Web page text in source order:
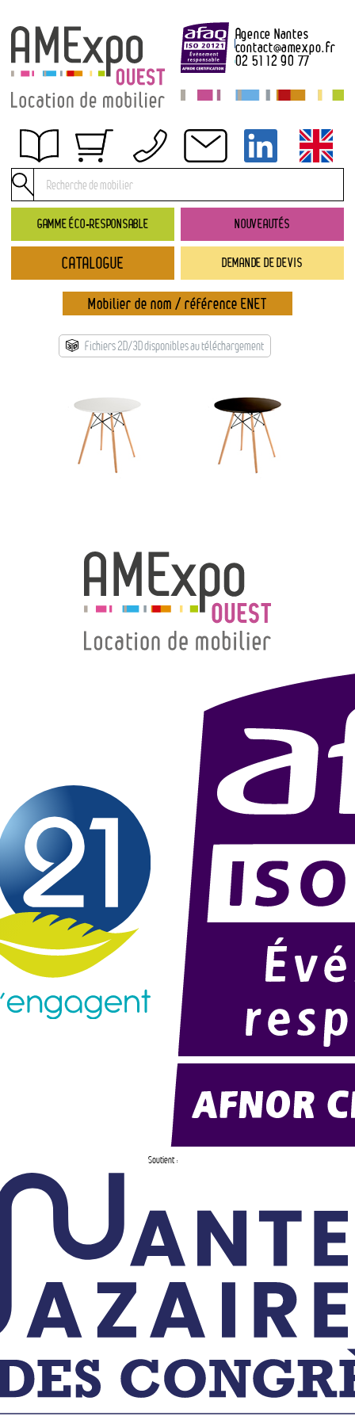
GAMME ÉCO-RESPONSABLE NOUVEAUTÉS
DEMANDE DE DEVIS
Agence Nantes
contact@amexpo.fr
02 51 12 90 77
Obtenir un devis
Conditions générales de location
Conditions de règlement
Contact
Catalogue
→ Nouveautés
→ Gamme éco-responsable
→ Rubriques
→ Types de mobilier
→ Couleurs
→ Ensembles
Modélisation 2D/3D
CATALOGUE
Mobilier de nom / référence ENET
Fichiers 2D/3D disponibles au téléchargement
Soutient :